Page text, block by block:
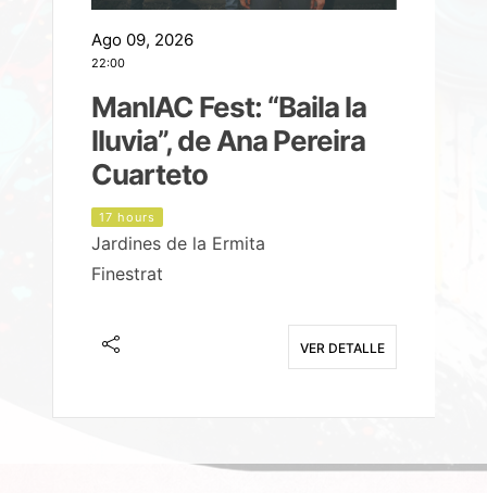
Ago 09, 2026
22:00
ManIAC Fest: “Baila la
lluvia”, de Ana Pereira
Cuarteto
17 hours
Jardines de la Ermita
Finestrat
VER DETALLE